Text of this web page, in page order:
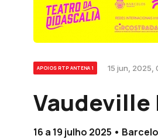
APOIOS RTP ANTENA 1 15 jun, 2025,
Vaudeville
16 a 19 julho 2025 •